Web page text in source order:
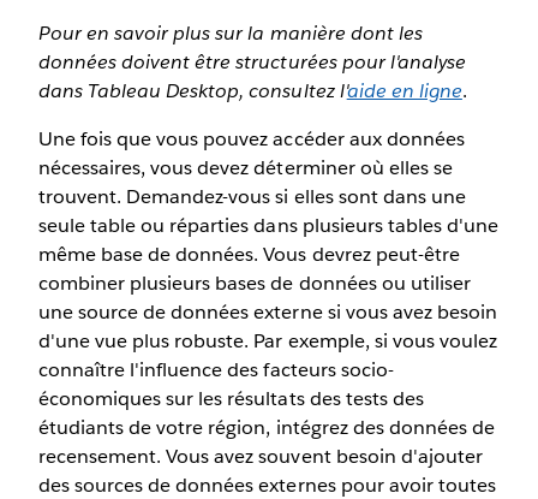
Pour en savoir plus sur la manière dont les
données doivent être structurées pour l'analyse
dans Tableau Desktop, consultez l'aide en ligne.
Une fois que vous pouvez accéder aux données
nécessaires, vous devez déterminer où elles se
trouvent. Demandez-vous si elles sont dans une
seule table ou réparties dans plusieurs tables d'une
même base de données. Vous devrez peut-être
combiner plusieurs bases de données ou utiliser
une source de données externe si vous avez besoin
d'une vue plus robuste. Par exemple, si vous voulez
connaître l'influence des facteurs socio-
économiques sur les résultats des tests des
étudiants de votre région, intégrez des données de
recensement. Vous avez souvent besoin d'ajouter
des sources de données externes pour avoir toutes